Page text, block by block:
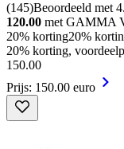
(145)Beoordeeld met
120.00 met GAMMA
20% korting20%
20% korting,
150.00
Prijs: 150.00 euro